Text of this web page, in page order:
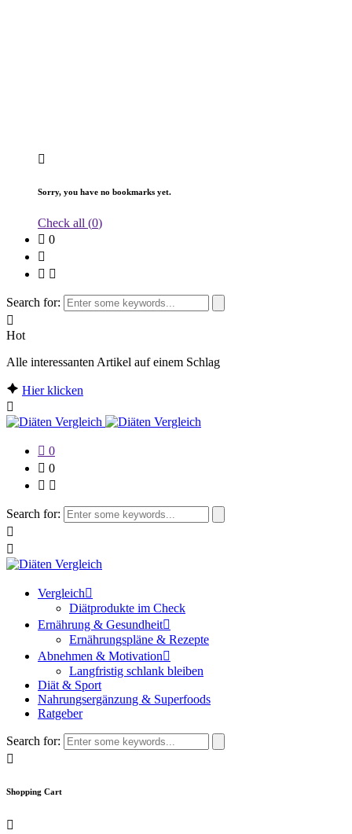
Sorry, you have no bookmarks yet.
Check all (0)
0
Search for:
Hot
Alle interessanten Artikel auf einem Schlag
Hier klicken
0
0
Search for:
Vergleich
Diätprodukte im Check
Ernährung & Gesundheit
Ernährungspläne & Rezepte
Abnehmen & Motivation
Langfristig schlank bleiben
Diät & Sport
Nahrungsergänzung & Superfoods
Ratgeber
Search for:
Shopping Cart